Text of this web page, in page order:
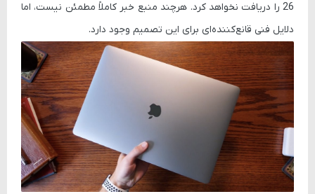
26 را دریافت نخواهد کرد. هرچند منبع خبر کاملاً مطمئن نیست، اما
دلایل فنی قانع‌کننده‌ای برای این تصمیم وجود دارد.